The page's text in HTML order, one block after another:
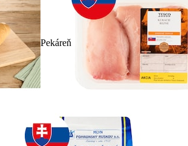
Pekáreň